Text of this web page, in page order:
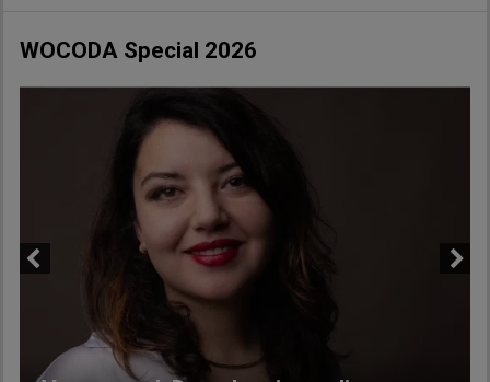
WOCODA Special 2026